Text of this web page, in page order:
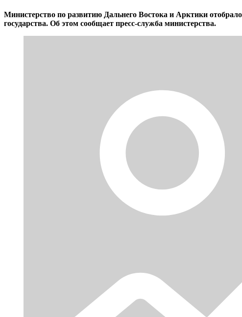
Министерство по развитию Дальнего Востока и Арктики
государства. Об этом сообщает пресс-служба министерства.